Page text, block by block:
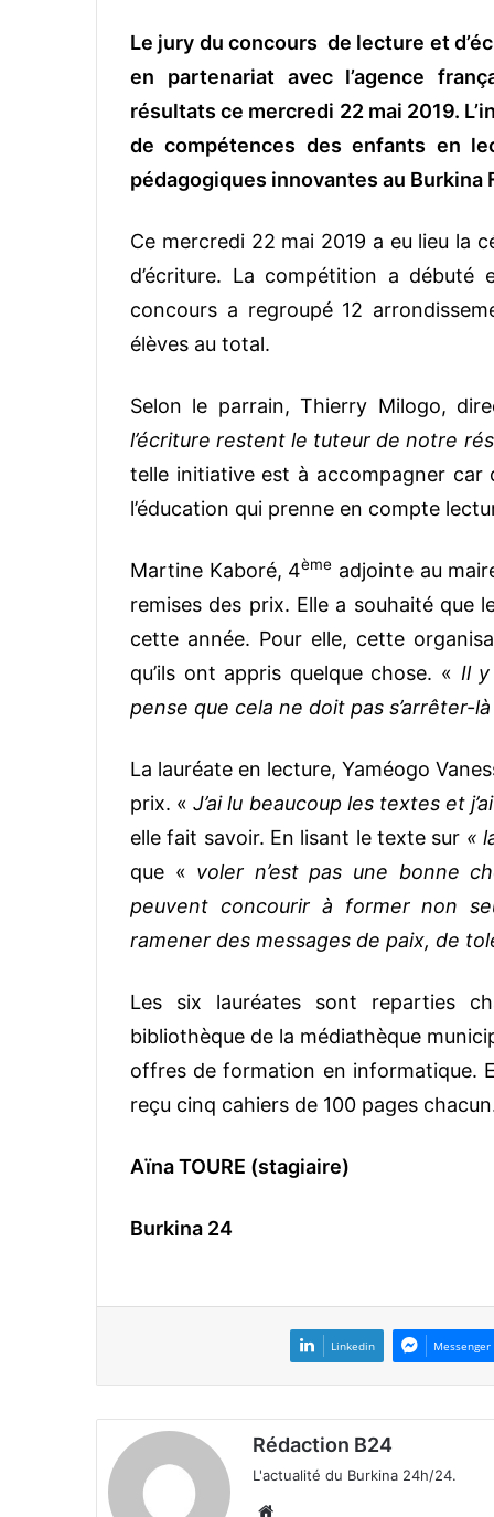
Le jury du concours de lecture et
en partenariat avec l’agence
résultats ce mercredi 22 mai 2019.
de compétences des enfants en
pédagogiques innovantes au Burkina
Ce mercredi 22 mai 2019 a eu lieu la
d’écriture. La compétition a
concours a regroupé 12
élèves au total.
Selon le parrain, Thierry Milogo,
l’écriture restent le tuteur de notre
telle initiative est à accompagner
l’éducation qui prenne en compte
Martine Kaboré, 4ème adjointe au
remises des prix. Elle a souhaité que
cette année. Pour elle, cette
qu’ils ont appris quelque chose. « Il
pense que cela ne doit pas s’arrêter-
La lauréate en lecture, Yaméogo
prix. «J’ai lu beaucoup les textes et
elle fait savoir. En lisant le texte sur «
que « voler n’est pas une bonne
peuvent concourir à former non
ramener des messages de paix, de
Les six lauréates sont reparties
bibliothèque de la médiathèque
offres de formation en informatique.
reçu cinq cahiers de 100 pages
Aïna TOURE (stagiaire)
Burkina 24
Linkedin Messenger
Rédaction B24
L'actualité du Burkina 24h/24.